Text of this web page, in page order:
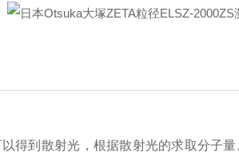
得到散射光，根据散射光的求取分子